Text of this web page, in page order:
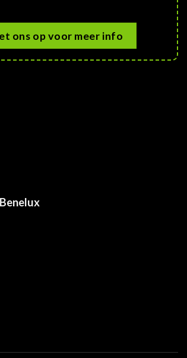
ons op voor meer info